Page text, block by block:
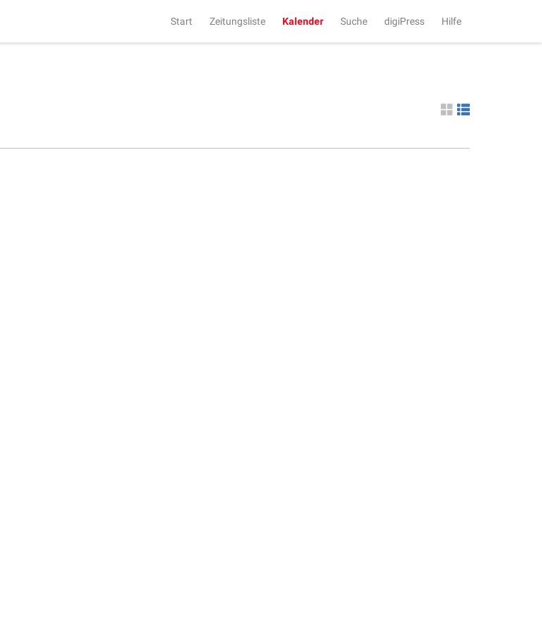
Start Zeitungsliste Kalender Suche digiPress Hilfe